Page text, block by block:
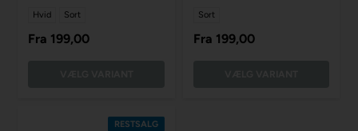
Hvid Sort
Fra 199,00
topstrøg alene
Sort
Fra 199,00
RESTSALG